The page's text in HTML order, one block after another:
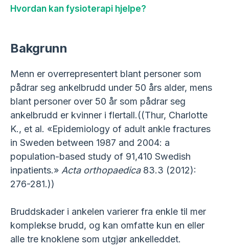
Hvordan kan fysioterapi hjelpe?
Bakgrunn
Menn er overrepresentert blant personer som
pådrar seg ankelbrudd under 50 års alder, mens
blant personer over 50 år som pådrar seg
ankelbrudd er kvinner i flertall.((Thur, Charlotte
K., et al. «Epidemiology of adult ankle fractures
in Sweden between 1987 and 2004: a
population-based study of 91,410 Swedish
inpatients.» Acta orthopaedica83.3 (2012):
276-281.))
Bruddskader i ankelen varierer fra enkle til mer
komplekse brudd, og kan omfatte kun en eller
alle tre knoklene som utgjør ankelleddet.